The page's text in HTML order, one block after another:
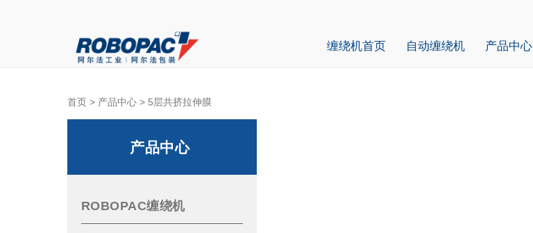
缠绕机首页 自动缠绕机 产品中心
首页 > 产品中心 > 5层共挤拉伸膜
产品中心
ROBOPAC缠绕机